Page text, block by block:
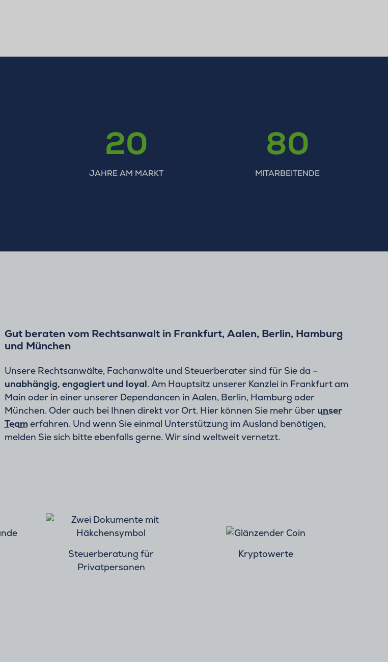
20
JAHRE AM MARKT
80
MITARBEITENDE
Gut beraten vom Rechtsanwalt in Frankfurt, Aalen, Berlin, Hamburg
und München
Unsere Rechtsanwälte, Fachanwälte und Steuerberater sind für Sie da –
unabhängig, engagiert und loyal. Am Hauptsitz unserer Kanzlei in Frankfurt am
Main oder in einer unserer Dependancen in Aalen, Berlin, Hamburg oder
München. Oder auch bei Ihnen direkt vor Ort. Hier können Sie mehr über unser
Team erfahren. Und wenn Sie einmal Unterstützung im Ausland benötigen,
melden Sie sich bitte ebenfalls gerne. Wir sind weltweit vernetzt.
Steuerberatung für
Privatpersonen
Kryptowerte